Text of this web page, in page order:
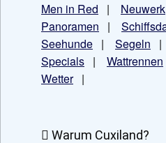
Men in Red | Neuwerk
Panoramen |
Seehunde | Segeln |
Specials | Wattrennen
Wetter|
Warum Cuxiland?